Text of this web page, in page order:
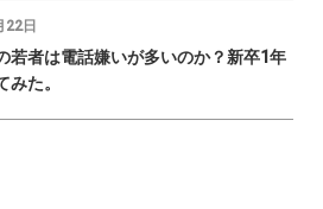
22日
若者は電話嫌いが多いのか？新卒1年
みた。